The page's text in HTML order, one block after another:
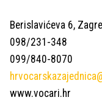
Berislavićeva 6,
098/231-348
099/840-8070
www.vocari.hr